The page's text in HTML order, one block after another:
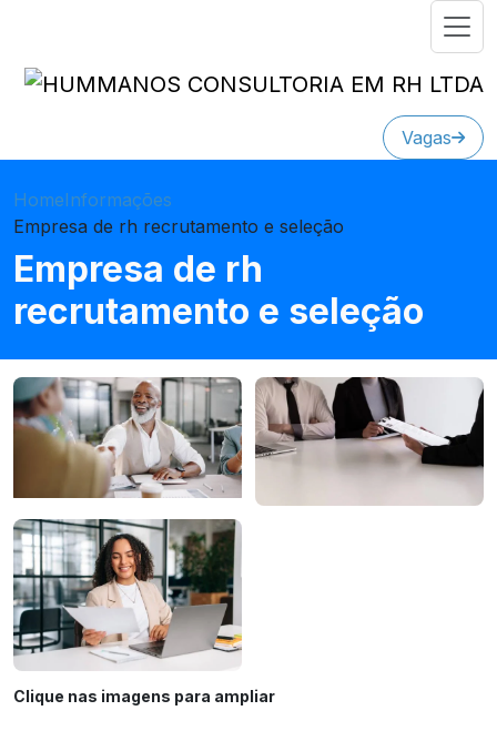
Vagas
HomeInformações
Empresa de rh recrutamento e seleção
Empresa de rh
recrutamento e seleção
Clique nas imagens para ampliar